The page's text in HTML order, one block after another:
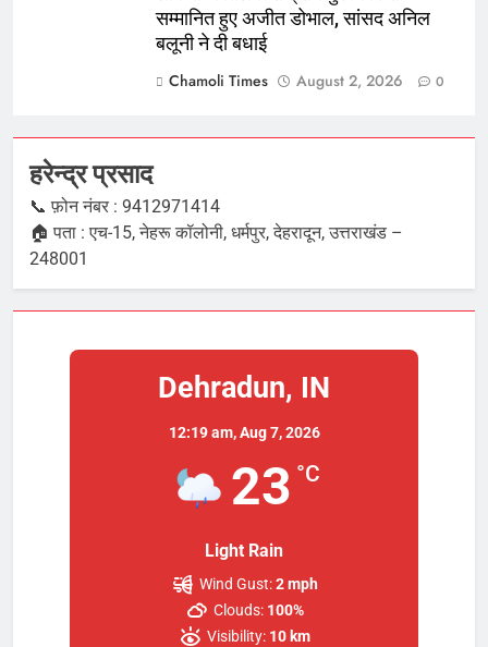
सम्मानित हुए अजीत डोभाल, सांसद अनिल
बलूनी ने दी बधाई
Chamoli Times
August 2, 2026 0
हरेन्द्र प्रसाद
📞 फ़ोन नंबर : 9412971414
🏠 पता : एच-15, नेहरू कॉलोनी, धर्मपुर, देहरादून, उत्तराखंड –
248001
Dehradun, IN
12:19 am,Aug 7, 2026
23 °C
Light Rain
Wind Gust:2 mph
Clouds: 100%
Visibility: 10 km